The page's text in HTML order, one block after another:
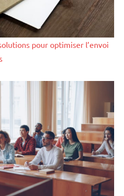
pour optimiser l’envoi